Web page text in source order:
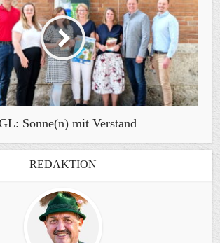
Sonne(n) mit Verstand
REDAKTION